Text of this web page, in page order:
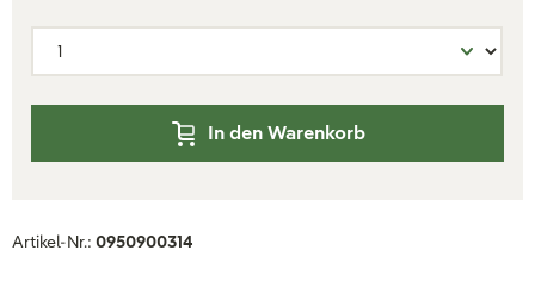
In den Warenkorb
Artikel-Nr.: 0950900314